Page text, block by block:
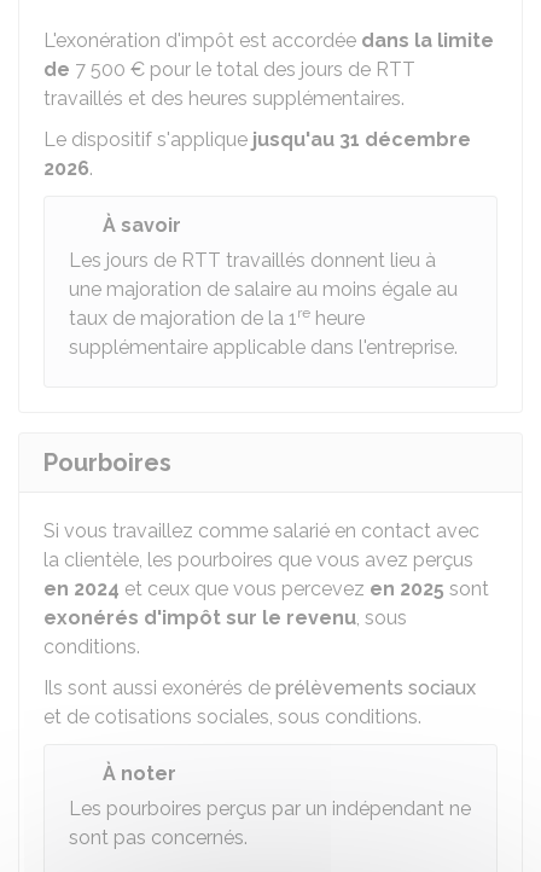
L'exonération d'impôt est accordée dans la limite
de 7 500 € pour le total des jours de RTT
travaillés et des heures supplémentaires.
Le dispositif s'applique jusqu'au 31 décembre
2026.
À savoir
Les jours de RTT travaillés donnent lieu à
une majoration de salaire au moins égale au
taux de majoration de la 1re heure
supplémentaire applicable dans l'entreprise.
Pourboires
Si vous travaillez comme salarié en contact avec
la clientèle, les pourboires que vous avez perçus
en 2024 et ceux que vous percevez en 2025 sont
exonérés d'impôt sur le revenu, sous
conditions.
Ils sont aussi exonérés de prélèvements sociaux
et de cotisations sociales, sous conditions.
À noter
Les pourboires perçus par un indépendant ne
sont pas concernés.